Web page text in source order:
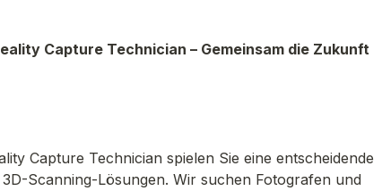
Capture Technician – Gemeinsam die Zukunft
Capture Technician spielen Sie eine entscheidende
Scanning-Lösungen. Wir suchen Fotografen und